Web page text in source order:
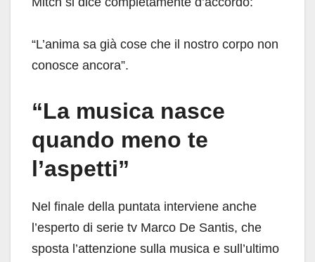
“L’anima sa già cose che il nostro corpo non
conosce ancora”.
“La musica nasce
quando meno te
l’aspetti”
Nel finale della puntata interviene anche
l’esperto di serie tv Marco De Santis, che
sposta l’attenzione sulla musica e sull’ultimo